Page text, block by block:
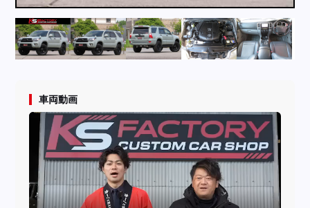
店舗問い合わせ
車両動画